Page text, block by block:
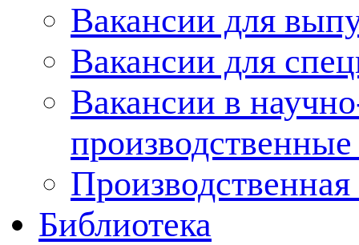
Вакансии для
Вакансии для
Вакансии в
Производственная
Библиотека